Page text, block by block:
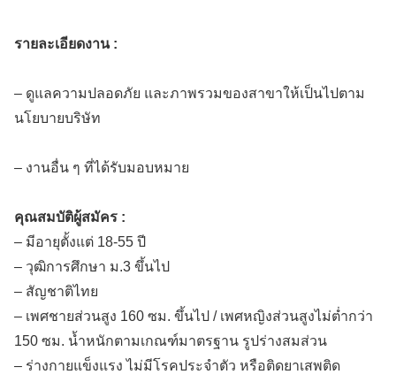
รายละเอียดงาน :
– ดูแลความปลอดภัย และภาพรวมของสาขาให้เป็นไปตาม
นโยบายบริษัท
– งานอื่น ๆ ที่ได้รับมอบหมาย
คุณสมบัติผู้สมัคร :
– มีอายุตั้งแต่ 18-55 ปี
– วุฒิการศึกษา ม.3 ขึ้นไป
– สัญชาติไทย
– เพศชายส่วนสูง 160 ซม. ขึ้นไป / เพศหญิงส่วนสูงไม่ต่ำกว่า
150 ซม. น้ำหนักตามเกณฑ์มาตรฐาน รูปร่างสมส่วน
– ร่างกายแข็งแรง ไม่มีโรคประจำตัว หรือติดยาเสพติด